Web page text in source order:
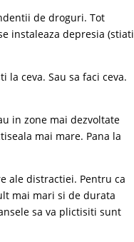
de droguri. Tot
instaleaza depresia (stiati
ceva. Sau sa faci ceva.
in zone mai dezvoltate
mai mare. Pana la
ale distractiei. Pentru ca
mai mari si de durata
sa va plictisiti sunt